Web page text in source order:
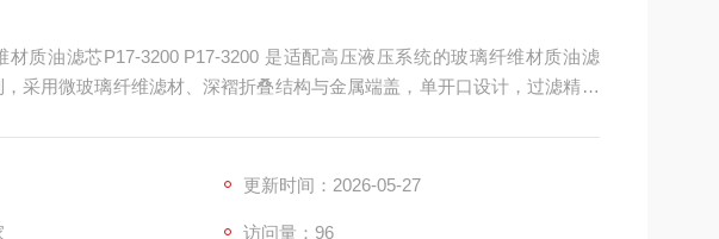
材质油滤芯P17-3200 P17-3200 是适配高压液压系统的玻璃纤维材质油滤
采用微玻璃纤维滤材、深褶折叠结构与金属端盖，单开口设计，过滤精度
更新时间：2026-05-27
访问量：96